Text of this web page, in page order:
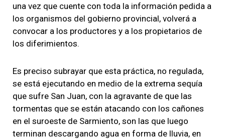
una vez que cuente con toda la información pedida a
los organismos del gobierno provincial, volverá a
convocar a los productores y a los propietarios de
los diferimientos.
Es preciso subrayar que esta práctica, no regulada,
se está ejecutando en medio de la extrema sequía
que sufre San Juan, con la agravante de que las
tormentas que se están atacando con los cañones
en el suroeste de Sarmiento, son las que luego
terminan descargando agua en forma de lluvia, en